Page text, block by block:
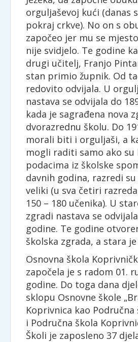
orguljaševoj kući (danas
pokraj crkve). No on s
započeo jer mu se
nije svidjelo. Te godine
drugi učitelj, Franjo
stan primio župnik. Od
redovito odvijala. U
nastava se odvijala do
kada je sagrađena nova
dvorazrednu školu. Do
morali biti i orguljaši, a
mogli raditi samo ako su
podacima iz školske
davnih godina, razredi
veliki (u sva četiri
150 – 180 učenika). U
zgradi nastava se
godine. Te godine
školska zgrada, a stara
Osnovna škola
započela je s radom 01.
godine. Do toga dana
sklopu Osnovne škole
Koprivnica kao Područna
i Područna škola
Školi je zaposleno 37